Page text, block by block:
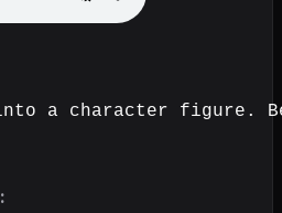
a character figure.